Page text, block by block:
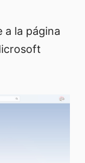
a la página